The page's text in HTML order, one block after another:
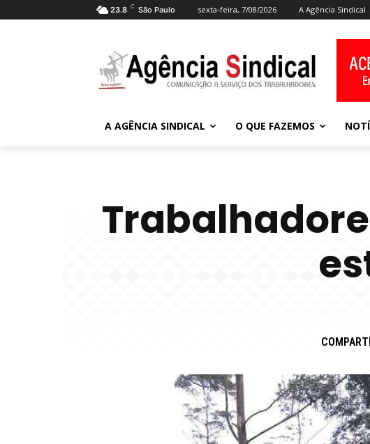
23.8 C São Paulo sexta-feira, 7/08/2026 A Agência Sindical
A AGÊNCIA SINDICAL O QUE FAZEMOS